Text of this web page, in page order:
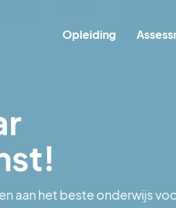
Opleiding
aan het beste onderwijs